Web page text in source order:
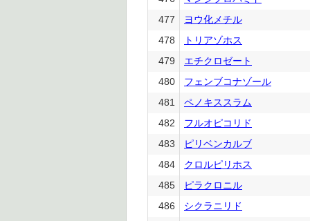
477
ヨウ化メチル
478
トリアゾホス
479
エチクロゼート
480
フェンブコナゾール
481
ペノキススラム
482
フルオピコリド
483
ピリベンカルブ
484
クロルピリホス
485
ピラクロニル
486
シクラニリド